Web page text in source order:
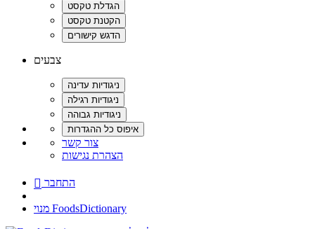
צבעים
צור קשר
הצהרת נגישות
 התחבר
מנוי FoodsDictionary